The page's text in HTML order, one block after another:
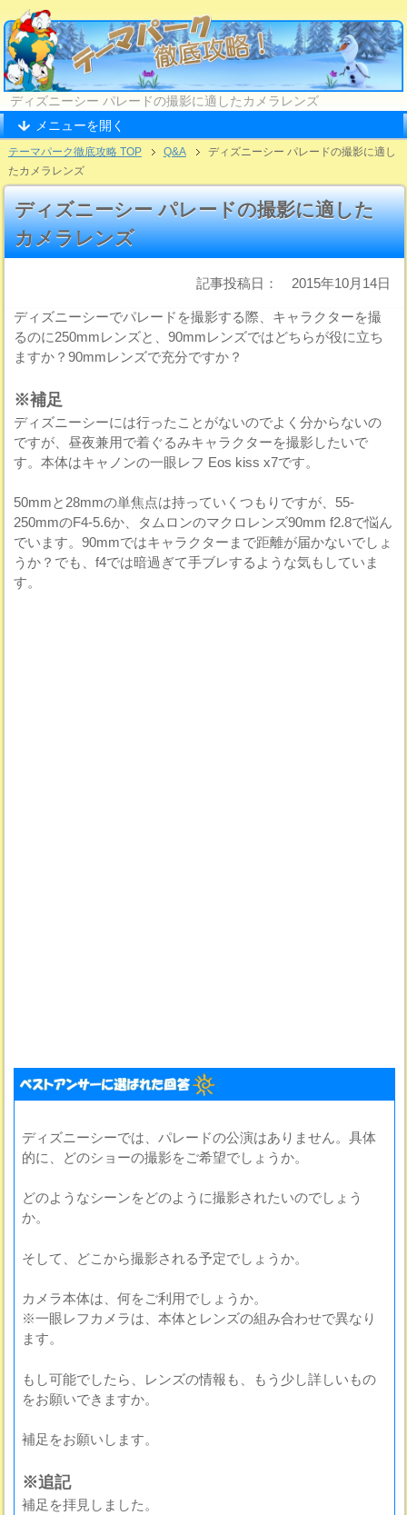
ディズニーシー パレードの撮影に適したカメラレンズ
メニューを開く
テーマパーク徹底攻略 TOP Q&A
ディズニーシー パレードの撮影に適し
たカメラレンズ
ディズニーシー パレードの撮影に適した
カメラレンズ
記事投稿日： 2015年10月14日
ディズニーシーでパレードを撮影する際、キャラクターを撮
るのに250mmレンズと、90mmレンズではどちらが役に立ち
ますか？90mmレンズで充分ですか？
※補足
ディズニーシーには行ったことがないのでよく分からないの
ですが、昼夜兼用で着ぐるみキャラクターを撮影したいで
す。本体はキャノンの一眼レフ Eos kiss x7です。
50mmと28mmの単焦点は持っていくつもりですが、55-
250mmのF4-5.6か、タムロンのマクロレンズ90mm f2.8で悩ん
でいます。90mmではキャラクターまで距離が届かないでしょ
うか？でも、f4では暗過ぎて手ブレするような気もしていま
す。
ディズニーシーでは、パレードの公演はありません。具体
的に、どのショーの撮影をご希望でしょうか。
どのようなシーンをどのように撮影されたいのでしょう
か。
そして、どこから撮影される予定でしょうか。
カメラ本体は、何をご利用でしょうか。
※一眼レフカメラは、本体とレンズの組み合わせで異なり
ます。
もし可能でしたら、レンズの情報も、もう少し詳しいもの
をお願いできますか。
補足をお願いします。
※追記
補足を拝見しました。